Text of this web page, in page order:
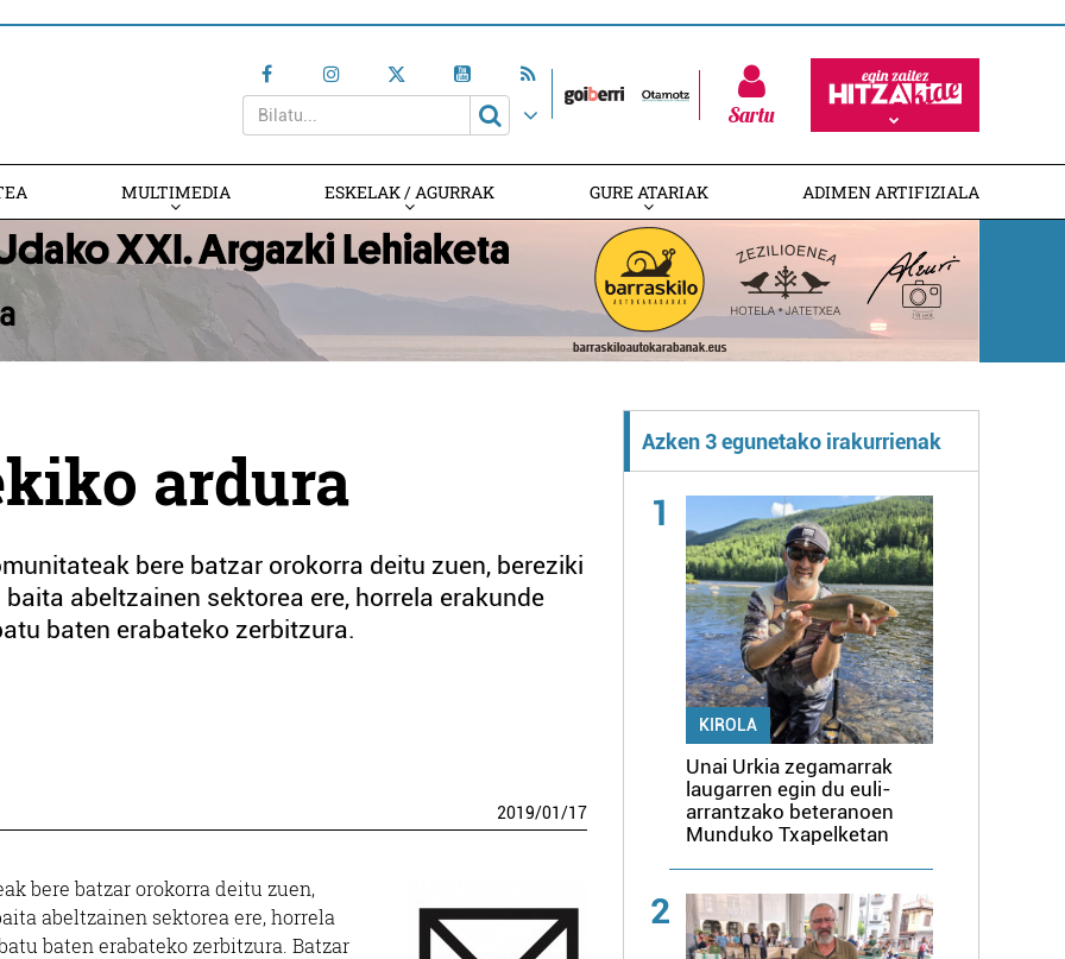
Sartu
MULTIMEDIA ESKELAK / AGURRAK GURE ATARIAK ADIMEN ARTIFIZIALA
ardura
bere batzar orokorra deitu zuen, bereziki
abeltzainen sektorea ere, horrela erakunde
baten erabateko zerbitzura.
2019/01/17
bere batzar orokorra deitu zuen,
abeltzainen sektorea ere, horrela
baten erabateko zerbitzura. Batzar
Azken 3 egunetako irakurrienak
1
KIROLA
Unai Urkia zegamarrak
laugarren egin du euli-
arrantzako beteranoen
Munduko Txapelketan
2